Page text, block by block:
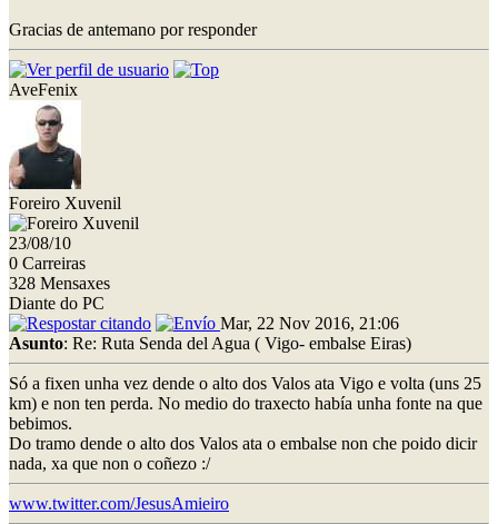
Gracias de antemano por responder
AveFenix
Foreiro Xuvenil
23/08/10
0 Carreiras
328 Mensaxes
Diante do PC
Mar, 22 Nov 2016, 21:06
Asunto: Re: Ruta Senda del Agua ( Vigo- embalse Eiras)
Só a fixen unha vez dende o alto dos Valos ata Vigo e volta (uns 25
km) e non ten perda. No medio do traxecto había unha fonte na que
bebimos.
Do tramo dende o alto dos Valos ata o embalse non che poido dicir
nada, xa que non o coñezo :/
www.twitter.com/JesusAmieiro